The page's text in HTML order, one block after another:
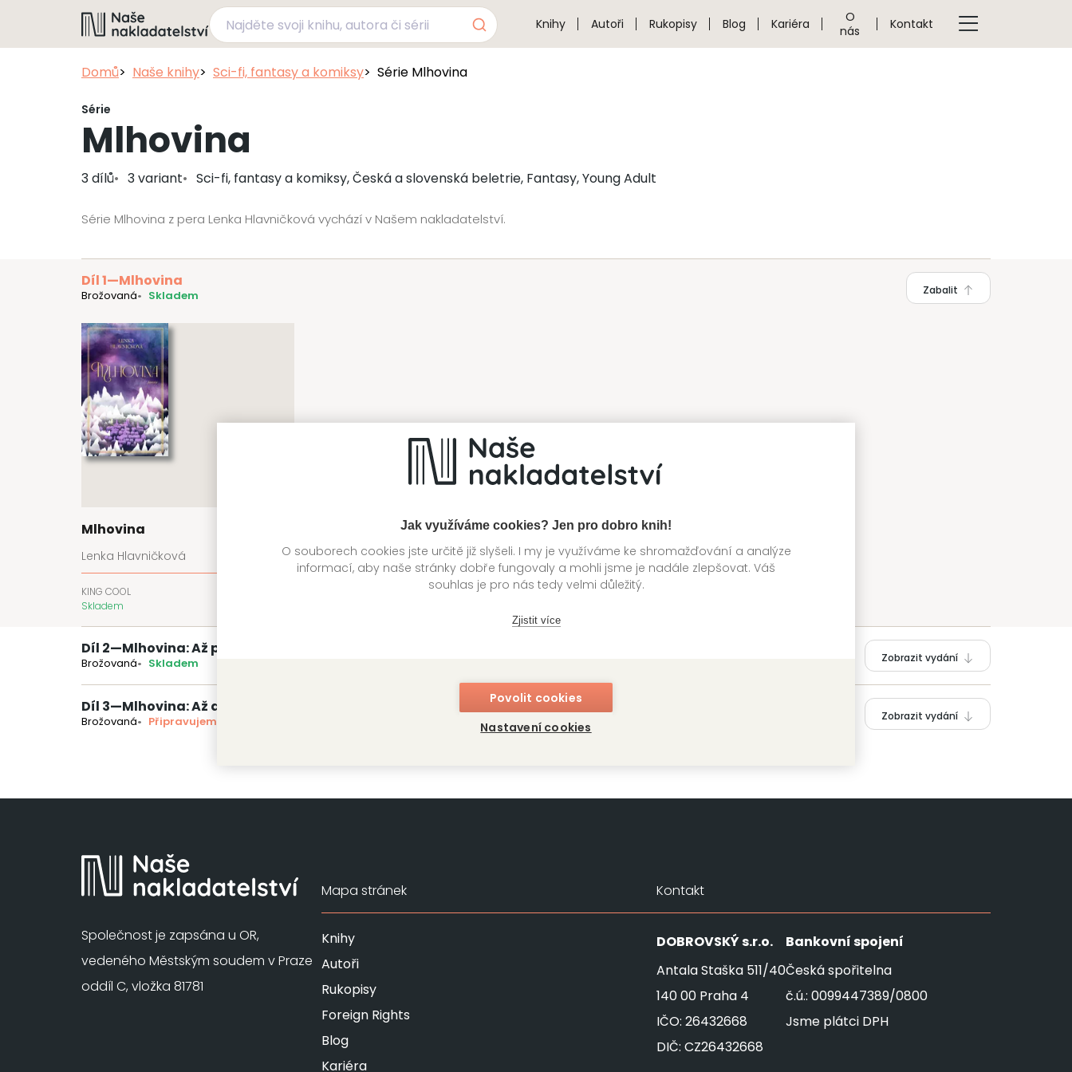
Jak využíváme cookies? Jen pro dobro knih!
O souborech cookies jste určitě již slyšeli. I my je využíváme ke shromažďování a analýze
informací, aby naše stránky dobře fungovaly a mohli jsme je nadále zlepšovat. Váš
souhlas je pro nás tedy velmi důležitý.
Zjistit více
Povolit cookies
Nastavení cookies
Knihy Autoři Rukopisy Blog Kariéra
O
nás
Kontakt
Domů Naše knihy Sci-fi, fantasy a komiksy Série Mlhovina
Série
Mlhovina
3 dílů 3 variant Sci-fi, fantasy a komiksy, Česká a slovenská beletrie, Fantasy, Young Adult
Série Mlhovina z pera Lenka Hlavničková vychází v Našem nakladatelství.
Díl 1—Mlhovina
Brožovaná Skladem Zabalit
Mlhovina
Lenka Hlavničková
KING COOL
Skladem
Díl 2—Mlhovina: Až po okraj
Brožovaná Skladem Zobrazit vydání
Díl 3—Mlhovina: Až do dna
Brožovaná Připravujeme Zobrazit vydání
Společnost je zapsána u OR,
vedeného Městským soudem v Praze
oddíl C, vložka 81781
Mapa stránek
Knihy
Autoři
Rukopisy
Foreign Rights
Blog
Kariéra
Kontakt
DOBROVSKÝs.r.o.
Antala Staška 511/40
140 00 Praha 4
IČO: 26432668
DIČ: CZ26432668
Bankovní spojení
Česká spořitelna
č.ú.: 0099447389/0800
Jsme plátci DPH